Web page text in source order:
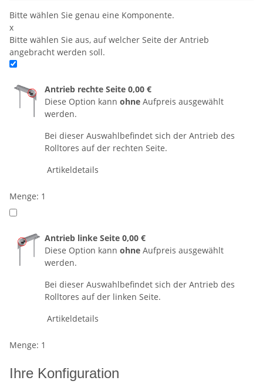
Bitte wählen Sie genau eine Komponente.
x
Bitte wählen Sie aus, auf welcher Seite der Antrieb
angebracht werden soll.
Antrieb rechte Seite 0,00 €
Diese Option kann ohne Aufpreis ausgewählt
werden.
Bei dieser Auswahlbefindet sich der Antrieb des
Rolltores auf der rechten Seite.
Artikeldetails
Menge: 1
Antrieb linke Seite 0,00 €
Diese Option kann ohne Aufpreis ausgewählt
werden.
Bei dieser Auswahlbefindet sich der Antrieb des
Rolltores auf der linken Seite.
Artikeldetails
Menge: 1
Ihre Konfiguration